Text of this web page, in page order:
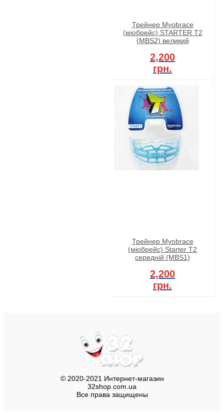
Трейнер Myobrace
(міобрейс) STARTER T2
(MBS2) великий
2,200
грн.
Трейнер Myobrace
(міобрейс) Starter T2
середній (MBS1)
2,200
грн.
© 2020-2021 Интернет-магазин
32shop.com.ua
Все права защищены